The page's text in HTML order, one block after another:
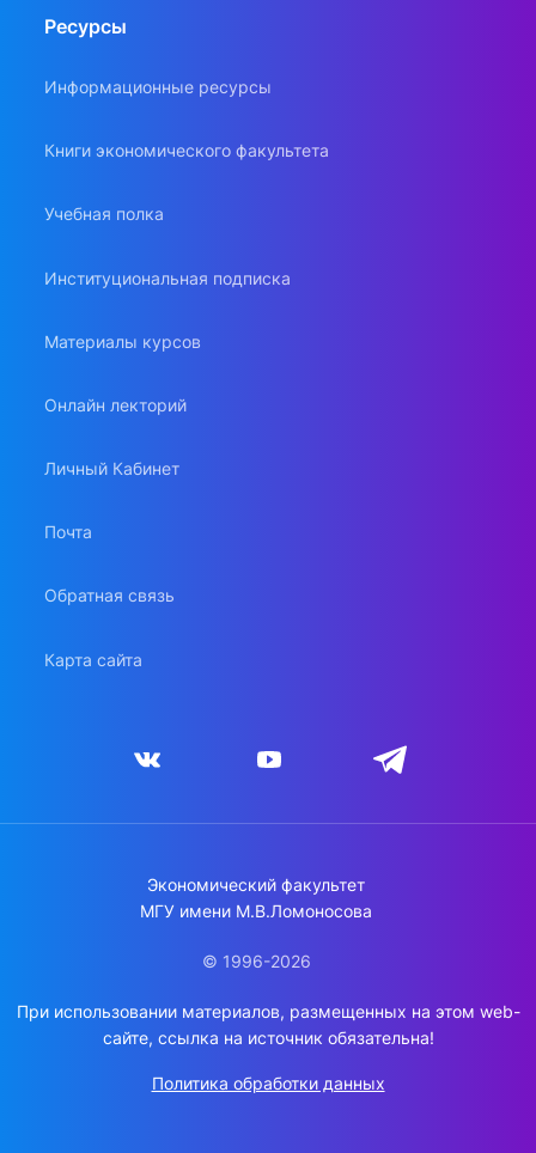
Ресурсы
Информационные ресурсы
Книги экономического факультета
Учебная полка
Институциональная подписка
Материалы курсов
Онлайн лекторий
Личный Кабинет
Почта
Обратная связь
Карта сайта
Экономический факультет
МГУ имени М.В.Ломоносова
© 1996-2026
При использовании материалов, размещенных на этом web-
сайте, ссылка на источник обязательна!
Политика обработки данных